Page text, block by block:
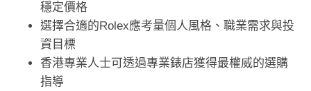
穩定價格
選擇合適的Rolex應考量個人風格、職業需求與投
資目標
香港專業人士可透過專業錶店獲得最權威的選購
指導